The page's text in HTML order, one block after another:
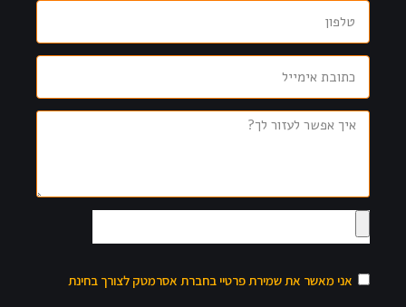
אני מאשר את שמירת פרטיי בחברת אסרמטק לצורך בחינת